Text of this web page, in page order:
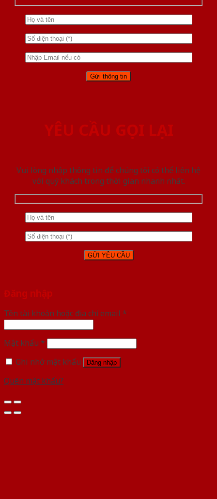
YÊU CẦU GỌI LẠI
Vui lòng nhập thông tin để chúng tôi có thể liên hệ
với quý khách trong thời gian nhanh nhất.
Đăng nhập
Tên tài khoản hoặc địa chỉ email *
Mật khẩu *
Ghi nhớ mật khẩu
Đăng nhập
Quên mật khẩu?